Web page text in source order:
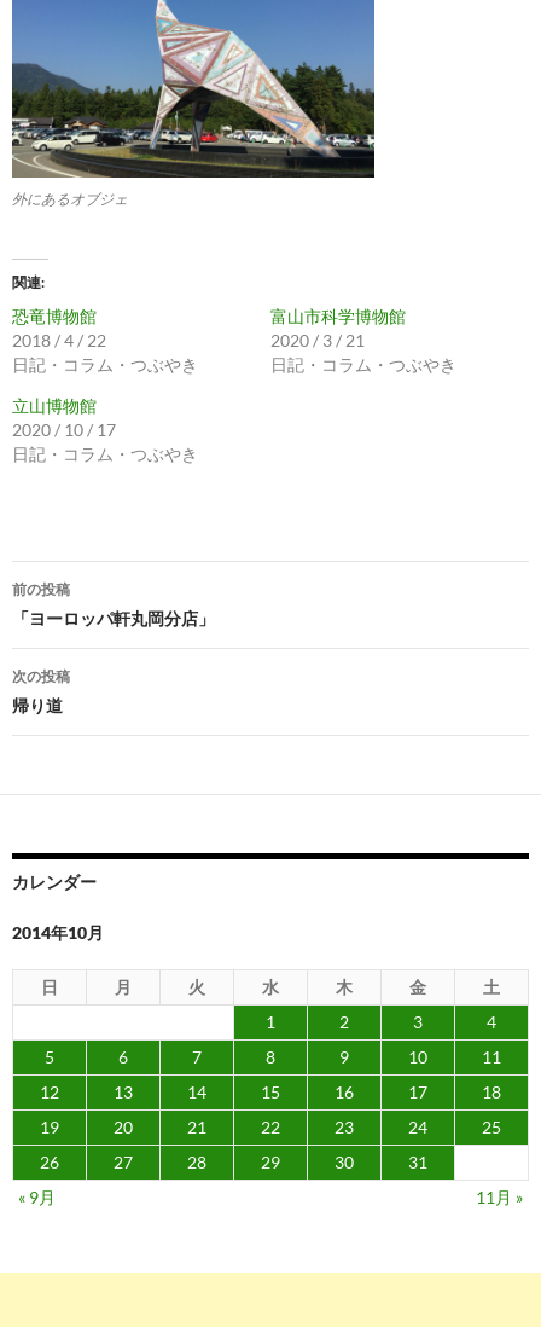
外にあるオブジェ
関連
恐竜博物館
2018 / 4 / 22
日記・コラム・つぶやき
富山市科学博物館
2020 / 3 / 21
日記・コラム・つぶやき
立山博物館
2020 / 10 / 17
日記・コラム・つぶやき
投
稿
ナ
ビ
ゲ
ー
ョ
ン
前の投稿
「ヨーロッパ軒丸岡分店」
次の投稿
帰り道
カレンダー
2014年10月
日 月 火 水 木 金
土
1
2 3
4
5
6 7 8 9 10
11
12
13 14 15 16 17
18
19
20 21 22 23 24
25
26
27 28 29 30
31
« 9月
11月 »